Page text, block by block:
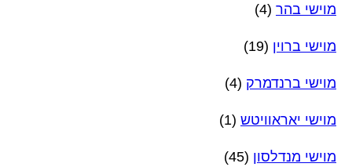
מוישי בהר (4)
מוישי ברוין (19)
מוישי ברנדמרק (4)
מוישי יאראוויטש (1)
מוישי מנדלסון (45)